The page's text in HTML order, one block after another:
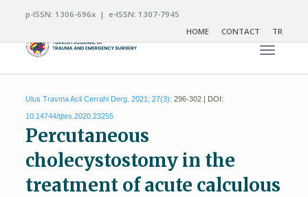
p-ISSN: 1306-696x | e-ISSN: 1307-7945
HOME
CONTACT TR
Toggle
Ulus Travma Acil Cerrahi Derg. 2021; 27(3): 296-302 | DOI:
10.14744/tjtes.2020.23255
Percutaneous
cholecystostomy in the
treatment of acute calculous